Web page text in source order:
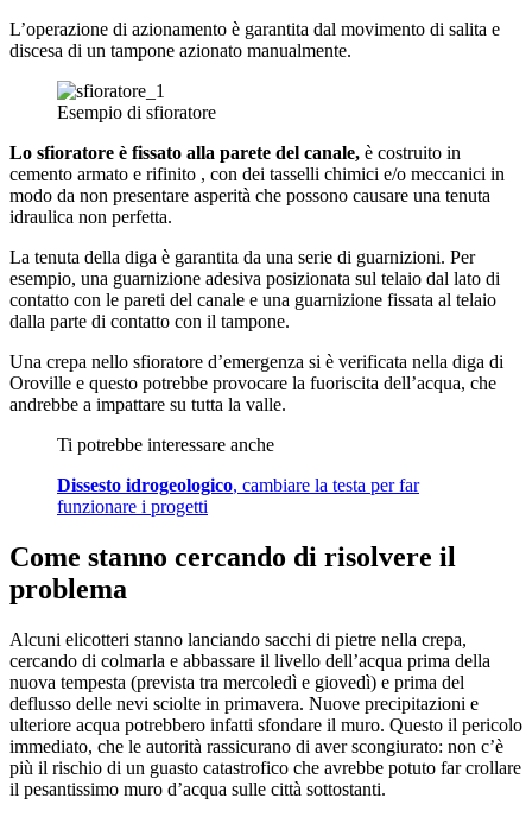
L’opera­zione di azionamento è garantita dal movimento di salita e
discesa di un tampone azionato manualmente.
Esempio di sfioratore
Lo sfioratore è fissato alla parete del canale, è costruito in
cemento armato e rifinito , con dei tasselli chimici e/o mecca­nici in
modo da non presentare asperità che pos­sono causare una tenuta
idraulica non perfetta.
La tenuta della diga è garantita da una serie di guarnizioni. Per
esempio, una guarnizione adesiva posizionata sul telaio dal lato di
contatto con le pareti del canale e una guarnizione fissata al telaio
dalla parte di contatto con il tampone.
Una crepa nello sfioratore d’emergenza si è verificata nella diga di
Oroville e questo potrebbe provocare la fuoriscita dell’acqua, che
andrebbe a impattare su tutta la valle.
Ti potrebbe interessare anche
Dissesto idrogeologico, cambiare la testa per far
funzionare i progetti
Come stanno cercando di risolvere il
problema
Alcuni elicotteri stanno lanciando sacchi di pietre nella crepa,
cercando di colmarla e abbassare il livello dell’acqua prima della
nuova tempesta (prevista tra mercoledì e giovedì) e prima del
deflusso delle nevi sciolte in primavera. Nuove precipitazioni e
ulteriore acqua potrebbero infatti sfondare il muro. Questo il pericolo
immediato, che le autorità rassicurano di aver scongiurato: non c’è
più il rischio di un guasto catastrofico che avrebbe potuto far crollare
il pesantissimo muro d’acqua sulle città sottostanti.